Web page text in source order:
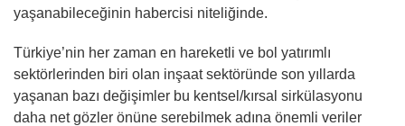
yaşanabileceğinin habercisi niteliğinde.
Türkiye’nin her zaman en hareketli ve bol yatırımlı
sektörlerinden biri olan inşaat sektöründe son yıllarda
yaşanan bazı değişimler bu kentsel/kırsal sirkülasyonu
daha net gözler önüne serebilmek adına önemli veriler